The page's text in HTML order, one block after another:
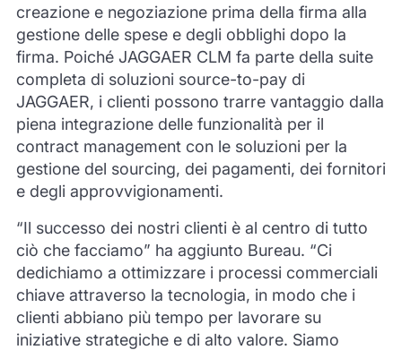
creazione e negoziazione prima della firma alla
gestione delle spese e degli obblighi dopo la
firma. Poiché JAGGAER CLM fa parte della suite
completa di soluzioni source-to-pay di
JAGGAER, i clienti possono trarre vantaggio dalla
piena integrazione delle funzionalità per il
contract management con le soluzioni per la
gestione del sourcing, dei pagamenti, dei fornitori
e degli approvvigionamenti.
“Il successo dei nostri clienti è al centro di tutto
ciò che facciamo” ha aggiunto Bureau. “Ci
dedichiamo a ottimizzare i processi commerciali
chiave attraverso la tecnologia, in modo che i
clienti abbiano più tempo per lavorare su
iniziative strategiche e di alto valore. Siamo